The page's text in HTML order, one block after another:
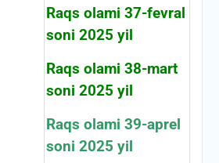
Raqs olami 37-fevral
soni 2025 yil
Raqs olami 38-mart
soni 2025 yil
Raqs olami 39-aprel
soni 2025 yil